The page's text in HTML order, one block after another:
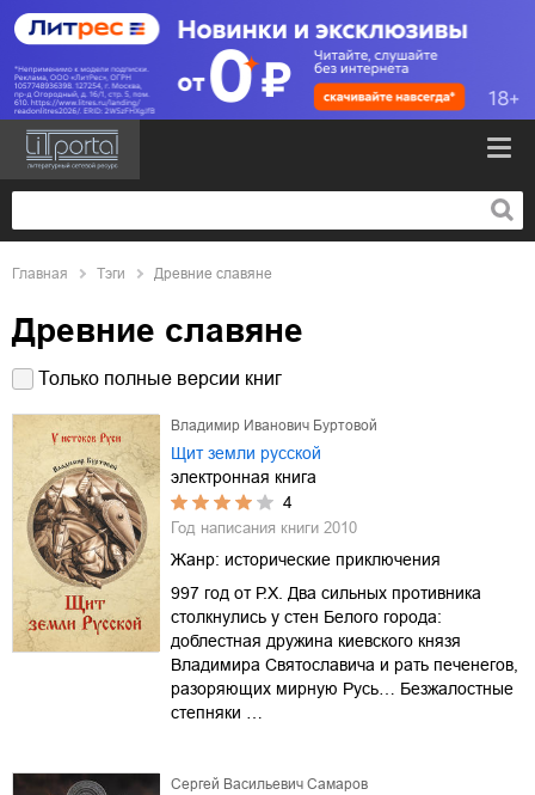
Главная Тэги Древние славяне
Древние славяне
Только полные версии книг
Владимир Иванович Буртовой
Щит земли русской
электронная книга
4
Год написания книги 2010
Жанр: исторические приключения
997 год от Р.Х. Два сильных противника
столкнулись у стен Белого города:
доблестная дружина киевского князя
Владимира Святославича и рать печенегов,
разоряющих мирную Русь… Безжалостные
степняки …
Сергей Васильевич Самаров